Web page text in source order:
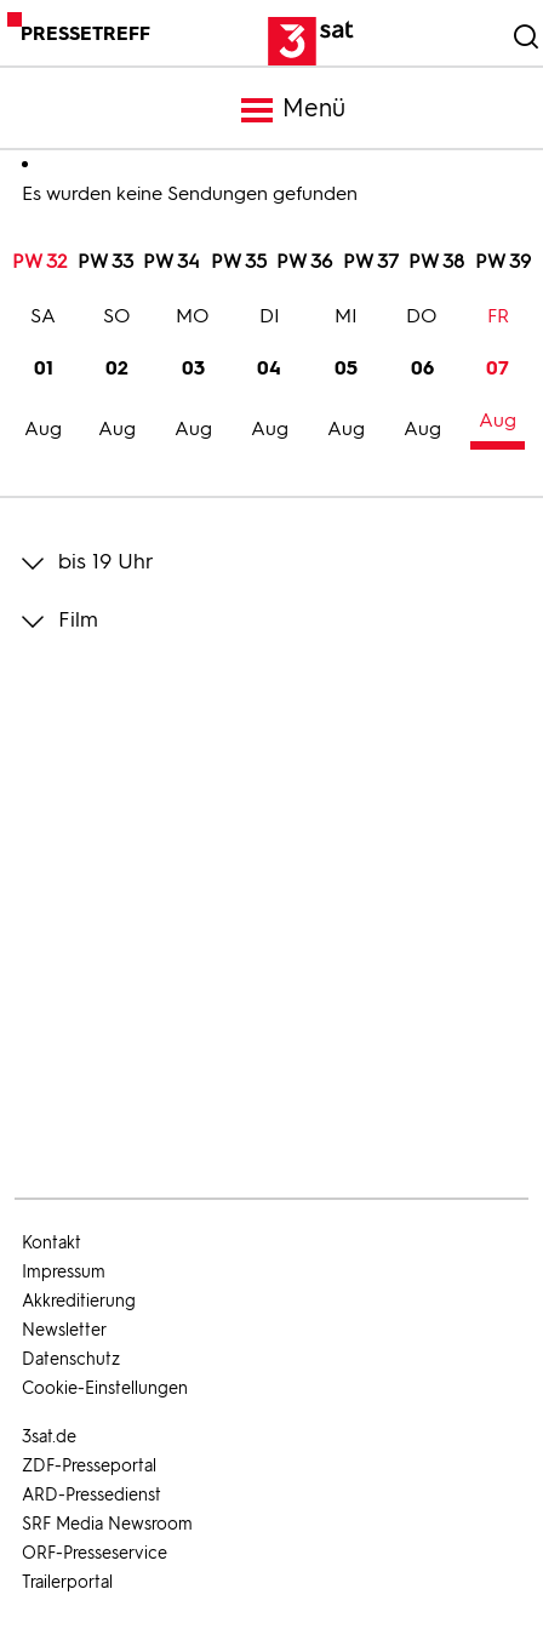
PRESSETREFF
Menü
Meldungen
Programm
Trailer
Bilder
Es wurden keine Sendungen gefunden
PW 32 PW 33 PW 34 PW 35 PW 36 PW 37 PW 38 PW 39
01
Aug
SA
02
Aug
SO
03
Aug
MO
04
Aug
DI
05
Aug
MI
06
Aug
DO
07
Aug
FR
bis 19 Uhr
Film
3sat.de
ZDF-Presseportal
ARD-Pressedienst
SRF Media Newsroom
ORF-Presseservice
Trailerportal
Kontakt
Impressum
Akkreditierung
Newsletter
Datenschutz
Cookie-Einstellungen